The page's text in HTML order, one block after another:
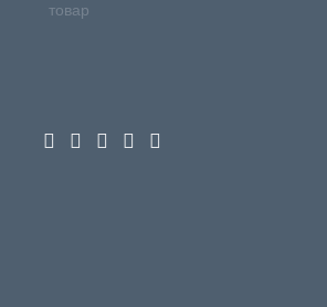
товар